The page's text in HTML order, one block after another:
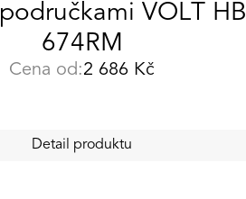
VOLT HB
674RM
Cena od:2 686 Kč
Detail produktu